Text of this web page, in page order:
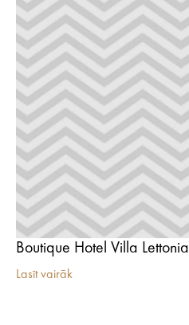
Boutique Hotel Villa Lettonia
Lasīt vairāk